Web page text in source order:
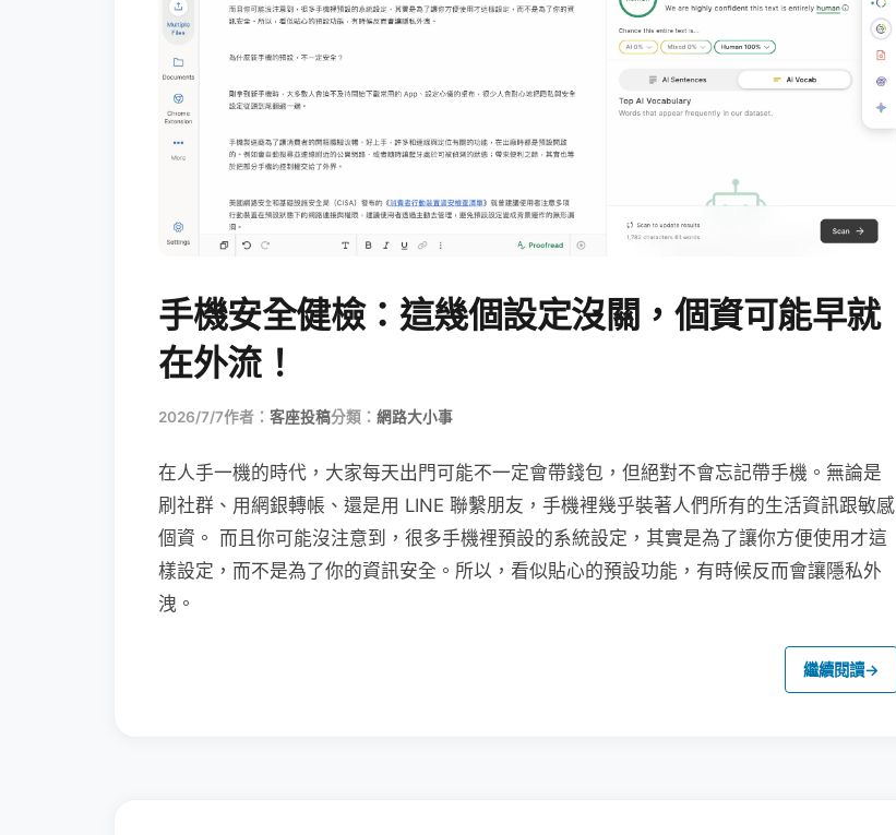
手機安全健檢：這幾個設定沒關，個資可能早就
在外流！
2026/7/7作者： 客座投稿分類： 網路大小事
在人手一機的時代，大家每天出門可能不一定會帶錢包，但絕對不會忘記帶手機。無論是
刷社群、用網銀轉帳、還是用 LINE 聯繫朋友，手機裡幾乎裝著人們所有的生活資訊跟敏感
個資。 而且你可能沒注意到，很多手機裡預設的系統設定，其實是為了讓你方便使用才這
樣設定，而不是為了你的資訊安全。所以，看似貼心的預設功能，有時候反而會讓隱私外
洩。
繼續閱讀→